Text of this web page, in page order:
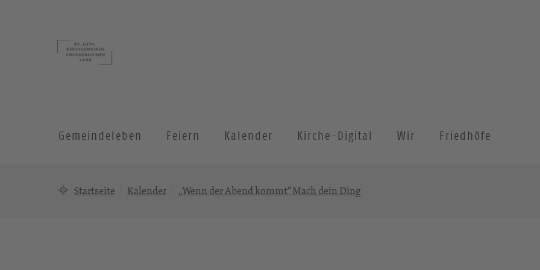
Gemeindeleben Feiern Kalender Kirche-Digital Wir Friedhöfe
Startseite Kalender „Wenn der Abend kommt“ Mach dein Ding